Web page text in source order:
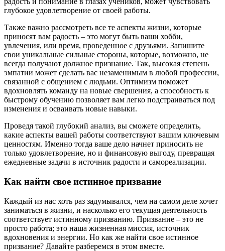
глубокое удовлетворение от своей работы.
Также важно рассмотреть все те аспекты жизни, которые
приносят вам радость – это могут быть ваши хобби,
увлечения, или время, проведенное с друзьями. Запишите
свои уникальные сильные стороны, которые, возможно, не
всегда получают должное признание. Так, высокая степень
эмпатии может сделать вас незаменимым в любой профессии,
связанной с общением с людьми. Оптимизм поможет
вдохновлять команду на новые свершения, а способность к
быстрому обучению позволяет вам легко подстраиваться под
изменения и осваивать новые навыки.
Проведя такой глубокий анализ, вы сможете определить,
какие аспекты вашей работы соответствуют вашим ключевым
ценностям. Именно тогда ваше дело начнет приносить не
только удовлетворение, но и финансовую выгоду, превращая
ежедневные задачи в источник радости и самореализации.
Как найти свое истинное призвание
Каждый из нас хоть раз задумывался, чем на самом деле хочет
заниматься в жизни, и насколько его текущая деятельность
соответствует истинному призванию. Призвание – это не
просто работа; это наша жизненная миссия, источник
вдохновения и энергии. Но как же найти свое истинное
призвание? Давайте разберемся в этом вместе.